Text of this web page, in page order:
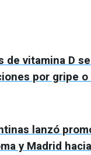
de vitamina D
por gripe
lanzó
y Madrid